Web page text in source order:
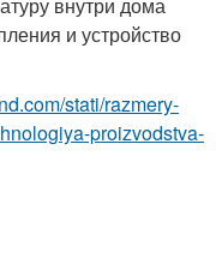
внутри дома
и устройство
stati/razmery-
proizvodstva-